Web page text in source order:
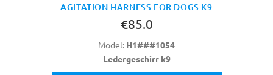
AGITATION HARNESS FOR DOGS K9
€85.0
Model: H1###1054
Ledergeschirr k9